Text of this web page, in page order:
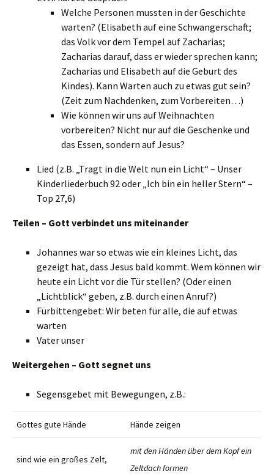
Welche Personen mussten in der Geschichte
warten? (Elisabeth auf eine Schwangerschaft;
das Volk vor dem Tempel auf Zacharias;
Zacharias darauf, dass er wieder sprechen kann;
Zacharias und Elisabeth auf die Geburt des
Kindes). Kann Warten auch zu etwas gut sein?
(Zeit zum Nachdenken, zum Vorbereiten…)
Wie können wir uns auf Weihnachten
vorbereiten? Nicht nur auf die Geschenke und
das Essen, sondern auf Jesus?
Lied (z.B. „Tragt in die Welt nun ein Licht“ – Unser
Kinderliederbuch 92 oder „Ich bin ein heller Stern“ –
Top 27,6)
Teilen – Gott verbindet uns miteinander
Johannes war so etwas wie ein kleines Licht, das
gezeigt hat, dass Jesus bald kommt. Wem können wir
heute ein Licht vor die Tür stellen? (Oder einen
„Lichtblick“ geben, z.B. durch einen Anruf?)
Fürbittengebet: Wir beten für alle, die auf etwas
warten
Vater unser
Weitergehen – Gott segnet uns
Segensgebet mit Bewegungen, z.B.:
Gottes gute Hände Hände zeigen
sind wie ein großes Zelt,
mit den Händen über dem Kopf ein
Zeltdach formen